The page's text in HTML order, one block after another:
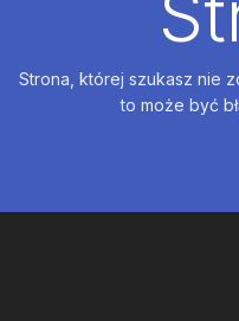
Strona, której szukasz nie
to może być